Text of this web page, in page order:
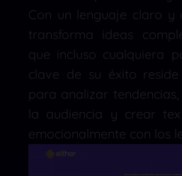
Con un lenguaje claro y
transforma ideas
que incluso cualquiera
clave de su éxito
para analizar
la audiencia y crear
emocionalmente con los